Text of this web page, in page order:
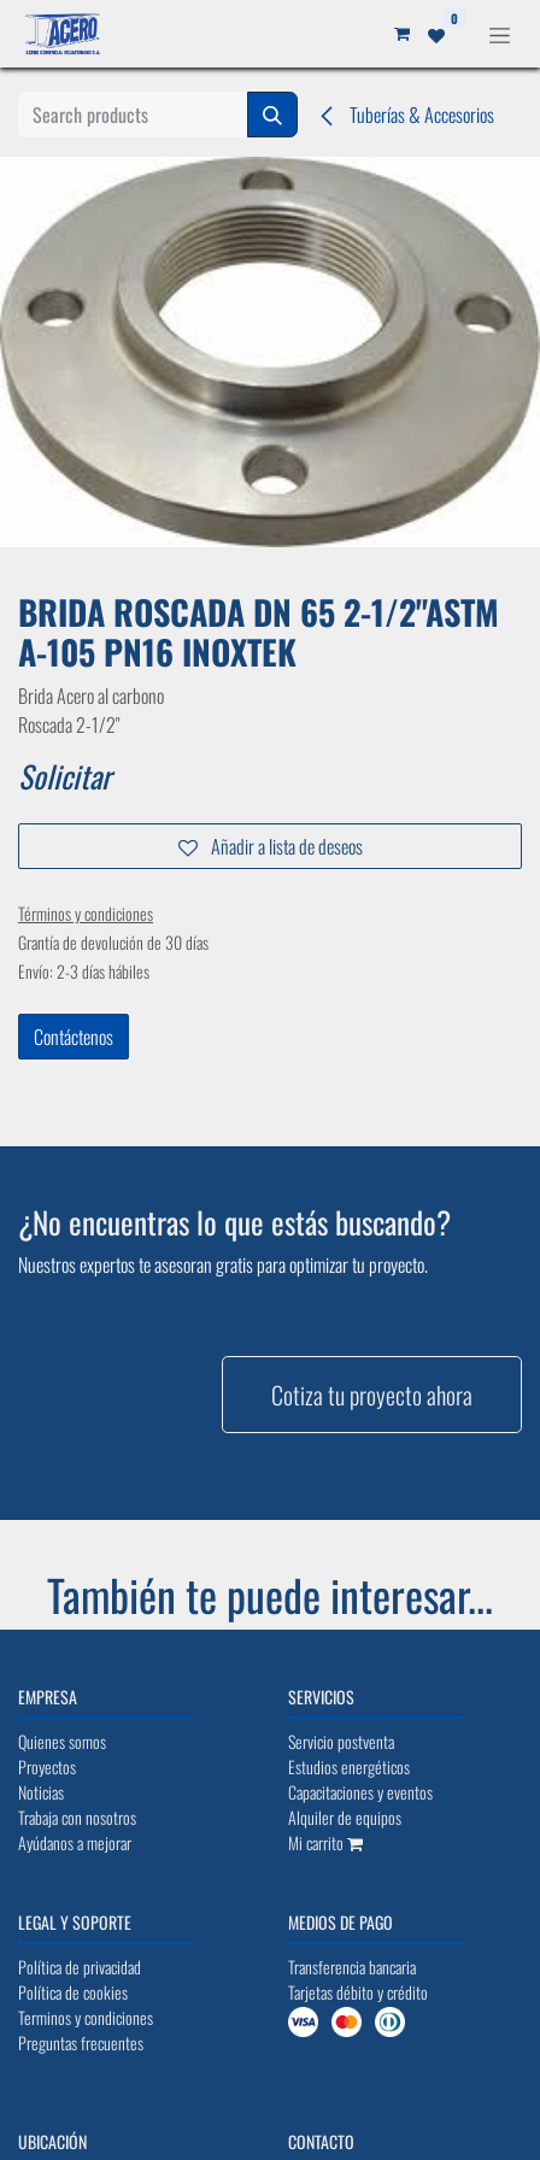
Ir al contenido 0
Tuberías & Accesorios
BRIDA ROSCADA DN 65 2-1/2"ASTM
A-105 PN16 INOXTEK
Brida Acero al carbono
Roscada 2-1/2"
Solicitar
Añadir a lista de deseos
Términos y condiciones
Grantía de devolución de 30 días
Envío: 2-3 días hábiles
Contáctenos
¿No encuentras lo que estás buscando?
Nuestros expertos te asesoran gratis para optimizar tu proyecto.
Cotiza tu proyecto ahora
También te puede interesar...
EMPRESA
Quienes somos
Proyectos
Noticias
Trabaja con nosotros
Ayúdanos a mejorar
SERVICIOS
Servicio postventa
Estudios energéticos
Capacitaciones y eventos
Alquiler de equipos
Mi carrito
LEGAL Y SOPORTE
Política de privacidad
Política de cookies
Terminos y condiciones
Preguntas frecuentes
MEDIOS DE PAGO
Transferencia bancaria
Tarjetas débito y crédito
UBICACIÓN CONTACTO